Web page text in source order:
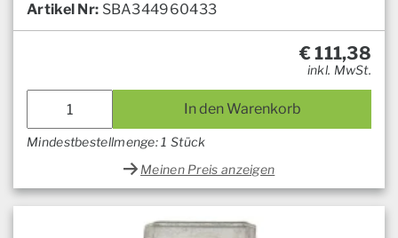
Artikel Nr: SBA344960433
€111,38
inkl. MwSt.
In den Warenkorb
Mindestbestellmenge: 1 Stück
Meinen Preis anzeigen